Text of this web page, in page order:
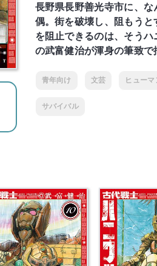
長野県長野善光寺市に、
偶。街を破壊し、阻もう
を阻止できるのは、そう
の武富健治が渾身の筆致
青年向け 文芸 ヒューマ
サバイバル